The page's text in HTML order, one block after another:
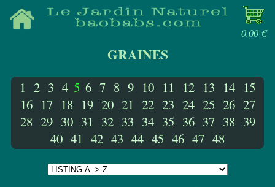
0.00 €
GRAINES
1 2 3 4 5 6 7 8 9 10 11 12 13 14 15
16 17 18 19 20 21 22 23 24 25 26 27
28 29 30 31 32 33 34 35 36 37 38 39
40 41 42 43 44 45 46 47 48